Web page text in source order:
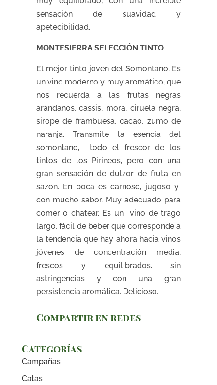
sensación de suavidad y
apetecibilidad.
MONTESIERRA SELECCIÓN TINTO
El mejor tinto joven del Somontano. Es
un vino moderno y muy aromático, que
nos recuerda a las frutas negras
arándanos, cassis, mora, ciruela negra,
sirope de frambuesa, cacao, zumo de
naranja. Transmite la esencia del
somontano, todo el frescor de los
tintos de los Pirineos, pero con una
gran sensación de dulzor de fruta en
sazón. En boca es carnoso, jugoso y
con mucho sabor. Muy adecuado para
comer o chatear. Es un vino de trago
largo, fácil de beber que corresponde a
la tendencia que hay ahora hacia vinos
jóvenes de concentración media,
frescos y equilibrados, sin
astringencias y con una gran
persistencia aromática. Delicioso.
Compartir en redes
Categorías
Campañas
Catas